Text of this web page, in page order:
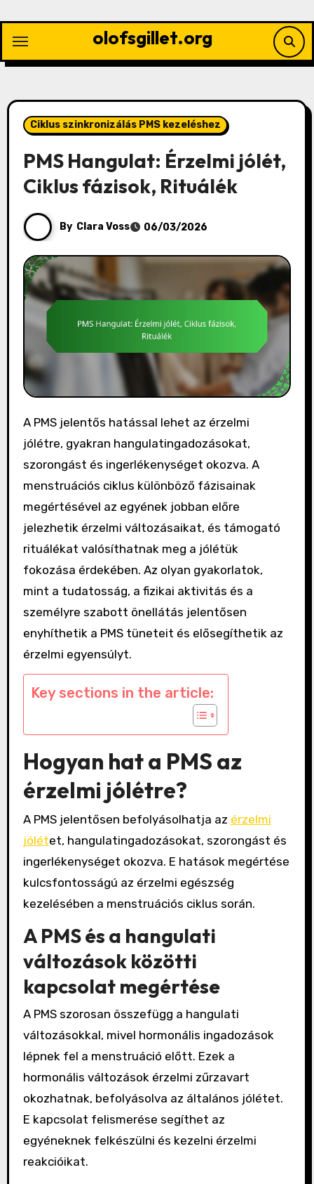
content
olofsgillet.org
Ciklus szinkronizálás PMS kezeléshez
PMS Hangulat: Érzelmi jólét,
Ciklus fázisok, Rituálék
By Clara Voss 06/03/2026
A PMS jelentős hatással lehet az érzelmi
jólétre, gyakran hangulatingadozásokat,
szorongást és ingerlékenységet okozva. A
menstruációs ciklus különböző fázisainak
megértésével az egyének jobban előre
jelezhetik érzelmi változásaikat, és támogató
rituálékat valósíthatnak meg a jólétük
fokozása érdekében. Az olyan gyakorlatok,
mint a tudatosság, a fizikai aktivitás és a
személyre szabott önellátás jelentősen
enyhíthetik a PMS tüneteit és elősegíthetik az
érzelmi egyensúlyt.
Key sections in the article:
Hogyan hat a PMS az
érzelmi jólétre?
A PMS jelentősen befolyásolhatja az érzelmi
jólétet, hangulatingadozásokat, szorongást és
ingerlékenységet okozva. E hatások megértése
kulcsfontosságú az érzelmi egészség
kezelésében a menstruációs ciklus során.
A PMS és a hangulati
változások közötti
kapcsolat megértése
A PMS szorosan összefügg a hangulati
változásokkal, mivel hormonális ingadozások
lépnek fel a menstruáció előtt. Ezek a
hormonális változások érzelmi zűrzavart
okozhatnak, befolyásolva az általános jólétet.
E kapcsolat felismerése segíthet az
egyéneknek felkészülni és kezelni érzelmi
reakcióikat.